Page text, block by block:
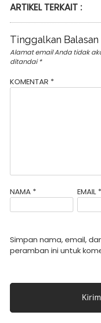
ARTIKEL TERKAIT :
Tinggalkan Balasan
Alamat email Anda tidak
ditandai*
KOMENTAR *
NAMA * EMAIL *
Simpan nama, email,
peramban ini untuk